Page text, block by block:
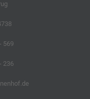
569
236